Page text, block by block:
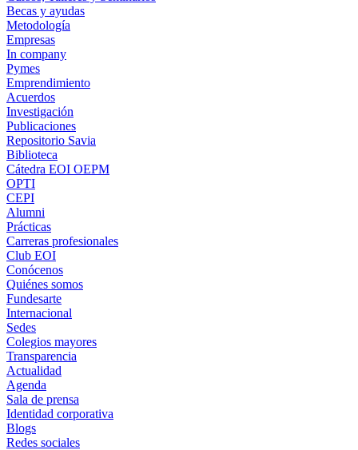
Becas y ayudas
Metodología
Empresas
In company
Pymes
Emprendimiento
Acuerdos
Investigación
Publicaciones
Repositorio Savia
Biblioteca
Cátedra EOI OEPM
OPTI
CEPI
Alumni
Prácticas
Carreras profesionales
Club EOI
Conócenos
Quiénes somos
Fundesarte
Internacional
Sedes
Colegios mayores
Transparencia
Actualidad
Agenda
Sala de prensa
Identidad corporativa
Blogs
Redes sociales